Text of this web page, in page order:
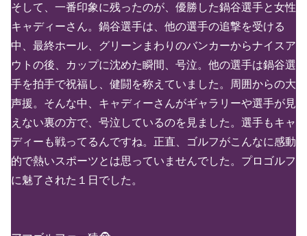
そして、一番印象に残ったのが、優勝した鍋谷選手と女性
キャディーさん。鍋谷選手は、他の選手の追撃を受ける
中、最終ホール、グリーンまわりのバンカーからナイスア
ウトの後、カップに沈めた瞬間、号泣。他の選手は鍋谷選
手を拍手で祝福し、健闘を称えていました。周囲からの大
声援。そんな中、キャディーさんがギャラリーや選手が見
えない裏の方で、号泣しているのを見ました。選手もキャ
ディーも戦ってるんですね。正直、ゴルフがこんなに感動
的で熱いスポーツとは思っていませんでした。プロゴルフ
に魅了された１日でした。